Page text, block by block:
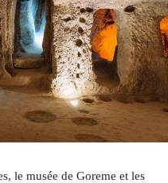
le musée de Goreme et les